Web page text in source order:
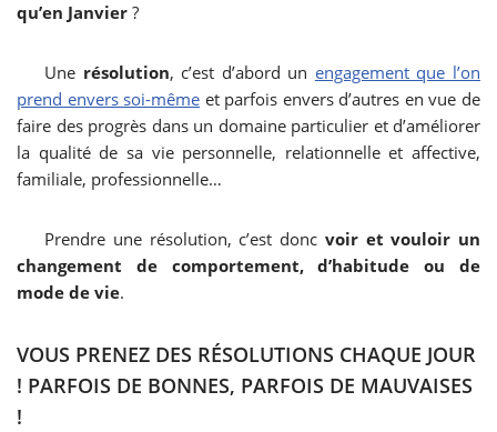
qu’en Janvier ?
Une résolution, c’est d’abord un engagement que l’on
prend envers soi-même et parfois envers d’autres en vue de
faire des progrès dans un domaine particulier et d’améliorer
la qualité de sa vie personnelle, relationnelle et affective,
familiale, professionnelle…
Prendre une résolution, c’est donc voir et vouloir un
changement de comportement, d’habitude ou de
mode de vie.
VOUS PRENEZ DES RÉSOLUTIONS CHAQUE JOUR
! PARFOIS DE BONNES, PARFOIS DE MAUVAISES
!